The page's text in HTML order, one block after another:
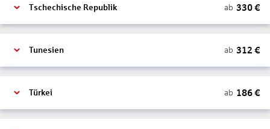
Tschechische Republik ab 330€
Tunesien ab 312 €
Türkei ab 186€